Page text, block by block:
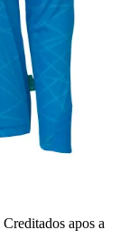
Creditados apos a